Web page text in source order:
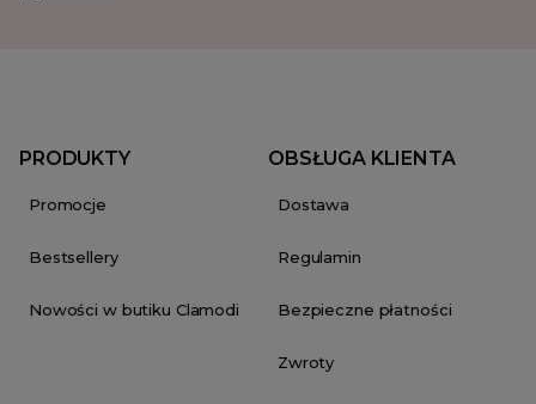
PRODUKTY
Promocje
Bestsellery
Nowości w butiku Clamodi
OBSŁUGA KLIENTA
Dostawa
Regulamin
Bezpieczne płatności
Zwroty